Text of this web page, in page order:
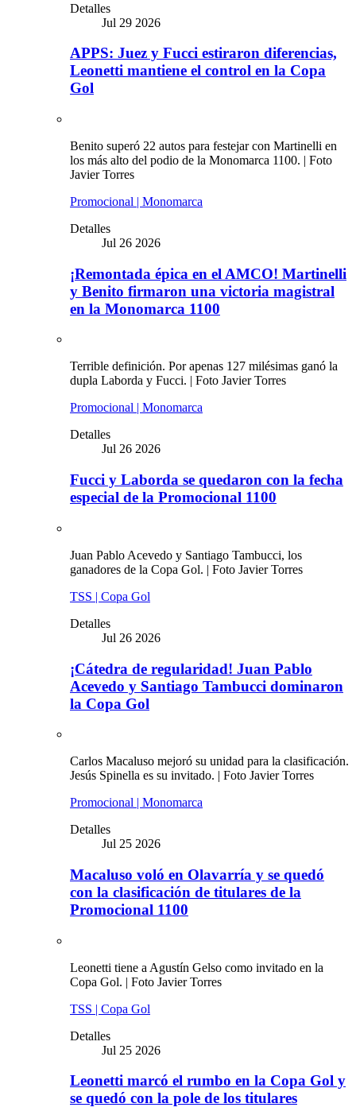
Detalles
Jul 29 2026
APPS: Juez y Fucci estiraron diferencias,
Leonetti mantiene el control en la Copa
Gol
Benito superó 22 autos para festejar con Martinelli en
los más alto del podio de la Monomarca 1100. | Foto
Javier Torres
Promocional | Monomarca
Detalles
Jul 26 2026
¡Remontada épica en el AMCO! Martinelli
y Benito firmaron una victoria magistral
en la Monomarca 1100
Terrible definición. Por apenas 127 milésimas ganó la
dupla Laborda y Fucci. | Foto Javier Torres
Promocional | Monomarca
Detalles
Jul 26 2026
Fucci y Laborda se quedaron con la fecha
especial de la Promocional 1100
Juan Pablo Acevedo y Santiago Tambucci, los
ganadores de la Copa Gol. | Foto Javier Torres
TSS | Copa Gol
Detalles
Jul 26 2026
¡Cátedra de regularidad! Juan Pablo
Acevedo y Santiago Tambucci dominaron
la Copa Gol
Carlos Macaluso mejoró su unidad para la clasificación.
Jesús Spinella es su invitado. | Foto Javier Torres
Promocional | Monomarca
Detalles
Jul 25 2026
Macaluso voló en Olavarría y se quedó
con la clasificación de titulares de la
Promocional 1100
Leonetti tiene a Agustín Gelso como invitado en la
Copa Gol. | Foto Javier Torres
TSS | Copa Gol
Detalles
Jul 25 2026
Leonetti marcó el rumbo en la Copa Gol y
se quedó con la pole de los titulares